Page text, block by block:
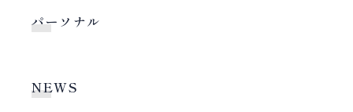
パーソナル
NEWS